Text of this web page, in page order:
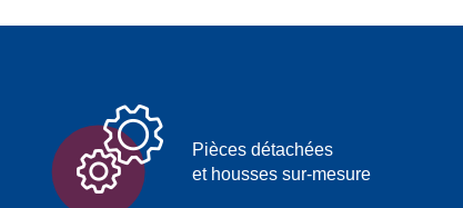
Pièces détachées
et housses sur-mesure